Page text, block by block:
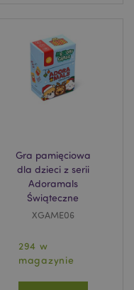
Gra pamięciowa
dla dzieci z serii
Adoramals
Świąteczne
XGAME06
294 w
magazynie